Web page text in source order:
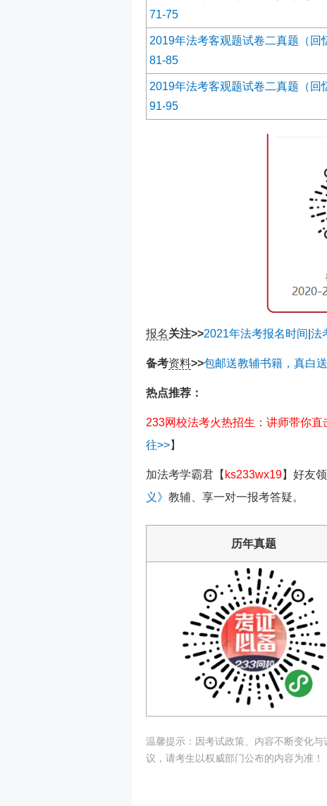
71-75
2019年法考客观题试卷二真题（回
81-85
2019年法考客观题试卷二真题（回
91-95
报名关注>>2021年法考报名时间 法
备考资料>>包邮送教辅书籍，真白送
热点推荐：
233网校法考火热招生：讲师带你直
往>>】
加法考学霸君 【 ks233wx19】 好友领
义》 教辅、享一对一报考答疑。
历年真题
温馨提示：因考试政策、内容不断变化
议，请考生以权威部门公布的内容为准！